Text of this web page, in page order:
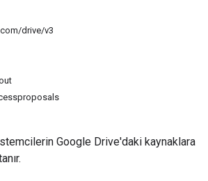
drive/v3
Google Drive'daki kaynaklara